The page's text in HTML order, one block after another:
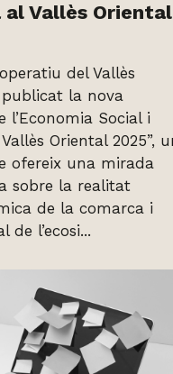
al Vallès Oriental
del Vallès
la nova
l’Economia Social i
Oriental 2025”,
ofereix una mirada
sobre la realitat
de la comarca i
de l’ecosi...